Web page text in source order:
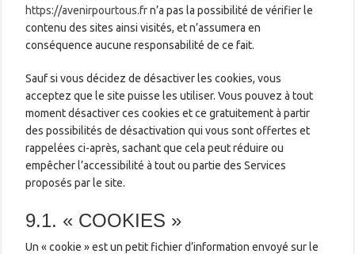
https://avenirpourtous.frn’a pas la possibilité de vérifier le
contenu des sites ainsi visités, et n’assumera en
conséquence aucune responsabilité de ce fait.
Sauf si vous décidez de désactiver les cookies, vous
acceptez que le site puisse les utiliser. Vous pouvez à tout
moment désactiver ces cookies et ce gratuitement à partir
des possibilités de désactivation qui vous sont offertes et
rappelées ci-après, sachant que cela peut réduire ou
empêcher l’accessibilité à tout ou partie des Services
proposés par le site.
9.1. « COOKIES »
Un « cookie » est un petit fichier d’information envoyé sur le